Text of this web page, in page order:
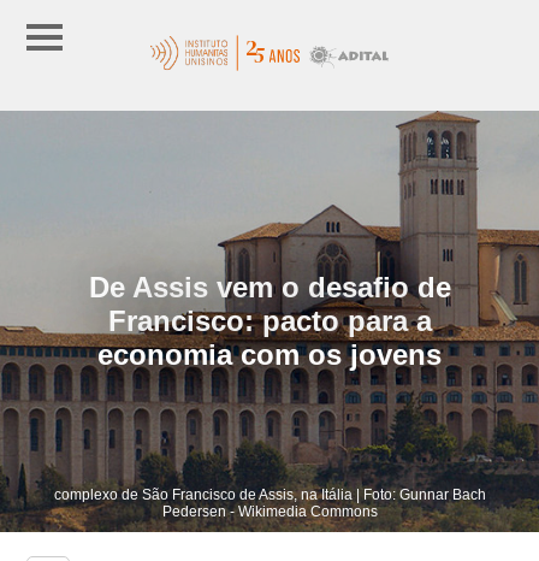
De Assis vem o desafio de
Francisco: pacto para a
economia com os jovens
complexo de São Francisco de Assis, na Itália | Foto: Gunnar Bach
Pedersen - Wikimedia Commons